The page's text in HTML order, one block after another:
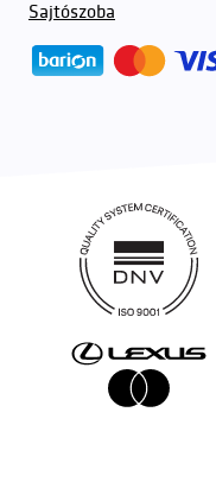
Sajtószoba